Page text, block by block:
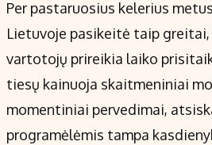
Per pastaruosius kelerius
Lietuvoje pasikeitė taip
vartotojų prireikia laiko
tiesų kainuoja skaitmeniniai
momentiniai pervedimai,
programėlėmis tampa